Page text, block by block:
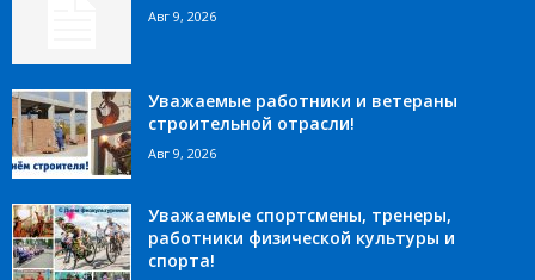
Авг 9, 2026
Уважаемые работники и ветераны
строительной отрасли!
Авг 9, 2026
Уважаемые спортсмены, тренеры,
работники физической культуры и
спорта!